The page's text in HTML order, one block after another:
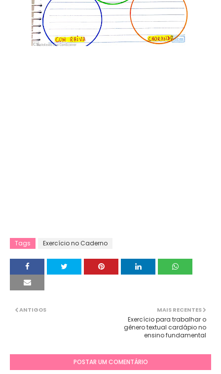
Tags Exercício no Caderno
MAIS RECENTES
Exercício para trabalhar o
gênero textual cardápio no
ensino fundamental
ANTIGOS
POSTAR UM COMENTÁRIO